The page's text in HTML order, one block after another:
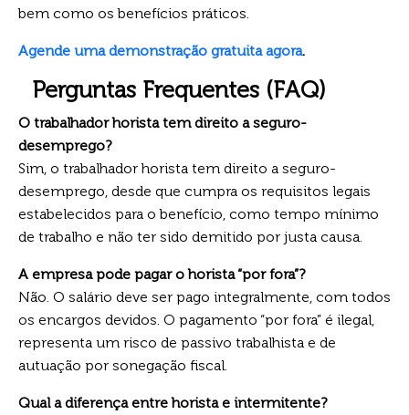
bem como os benefícios práticos.
Agende uma demonstração gratuita agora.
Perguntas Frequentes (FAQ)
O trabalhador horista tem direito a seguro-
desemprego?
Sim, o trabalhador horista tem direito a seguro-
desemprego, desde que cumpra os requisitos legais
estabelecidos para o benefício, como tempo mínimo
de trabalho e não ter sido demitido por justa causa.
A empresa pode pagar o horista “por fora”?
Não. O salário deve ser pago integralmente, com todos
os encargos devidos. O pagamento “por fora” é ilegal,
representa um risco de passivo trabalhista e de
autuação por sonegação fiscal.
Qual a diferença entre horista e intermitente?